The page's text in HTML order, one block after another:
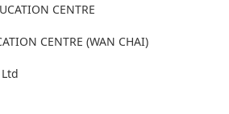
CENTRE
CENTRE (WAN CHAI)